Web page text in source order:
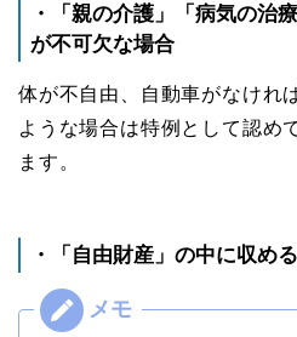
・「親の介護」「病気の治
が不可欠な場合
体が不自由、自動車がなけれ
ような場合は特例として認め
ます。
・「自由財産」の中に収め